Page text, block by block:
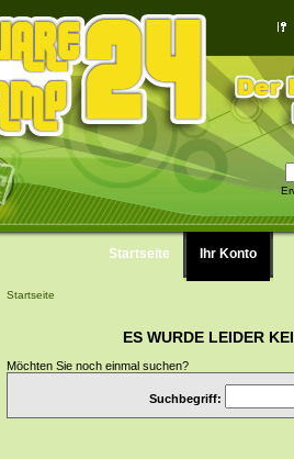
Startseite Ihr Konto
Startseite
ES WURDE LEIDER
Möchten Sie noch einmal suchen?
Suchbegriff: